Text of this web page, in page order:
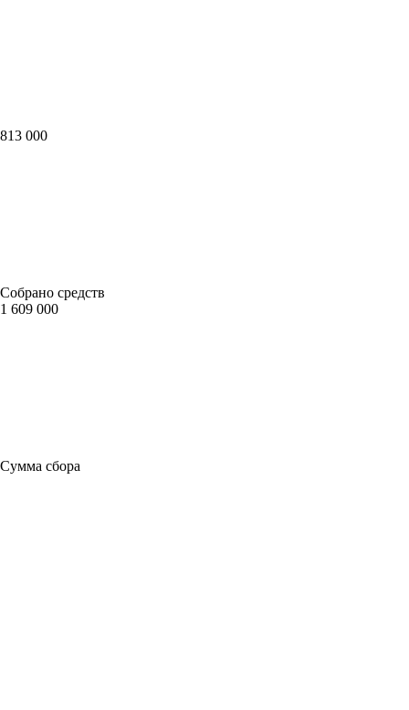
813 000
Собрано средств
1 609 000
Сумма сбора